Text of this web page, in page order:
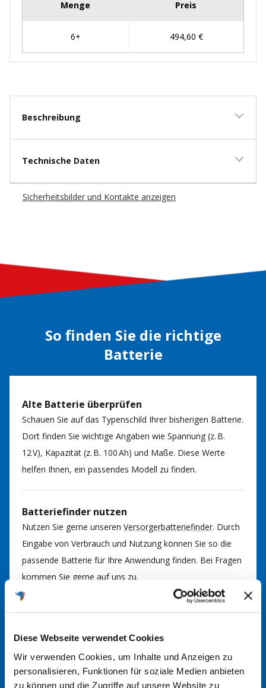
Diese Webseite verwendet Cookies
Wir verwenden Cookies, um Inhalte und Anzeigen zu
personalisieren, Funktionen für soziale Medien anbieten
zu können und die Zugriffe auf unsere Website zu
Beschreibung
Technische Daten
Sicherheitsbilder und Kontakte anzeigen
So finden Sie die richtige
Batterie
Alte Batterie überprüfen
Schauen Sie auf das Typenschild Ihrer bisherigen Batterie.
Dort finden Sie wichtige Angaben wie Spannung (z. B.
12 V), Kapazität (z. B. 100 Ah) und Maße. Diese Werte
helfen Ihnen, ein passendes Modell zu finden.
Batteriefinder nutzen
Nutzen Sie gerne unseren Versorgerbatteriefinder. Durch
Eingabe von Verbrauch und Nutzung können Sie so die
passende Batterie für Ihre Anwendung finden. Bei Fragen
kommen Sie gerne auf uns zu.
In der Regel finden Sie im Handbuch Ihrer Anlage
Informationen über den richtigen Batterietyp. Hier werden
die erforderlichen Spezifikationen und Größen angegeben.